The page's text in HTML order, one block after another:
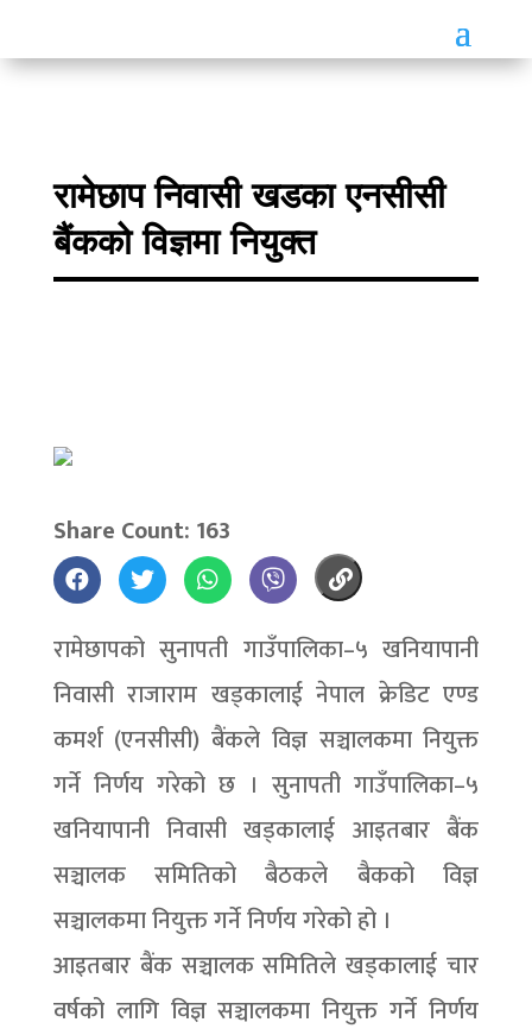
रामेछाप निवासी खडका एनसीसी
बैंकको विज्ञमा नियुक्त
Share Count: 163
रामेछापको सुनापती गाउँपालिका–५ खनियापानी
निवासी राजाराम खड्कालाई नेपाल क्रेडिट एण्ड
कमर्श (एनसीसी) बैंकले विज्ञ सञ्चालकमा नियुक्त
गर्ने निर्णय गरेको छ । सुनापती गाउँपालिका–५
खनियापानी निवासी खड्कालाई आइतबार बैंक
सञ्चालक समितिको बैठकले बैकको विज्ञ
सञ्चालकमा नियुक्त गर्ने निर्णय गरेको हो ।
आइतबार बैंक सञ्चालक समितिले खड्कालाई चार
वर्षको लागि विज्ञ सञ्चालकमा नियुक्त गर्ने निर्णय